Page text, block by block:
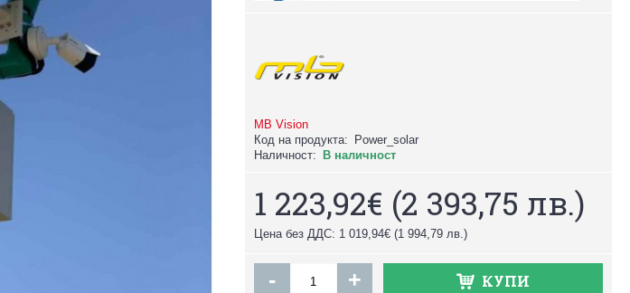
MB Vision
Код на продукта:
Power_solar
Наличност:
В наличност
1 223,92€ (2 393,75 лв.)
Цена без ДДС: 1 019,94€ (1 994,79 лв.)
- + КУПИ